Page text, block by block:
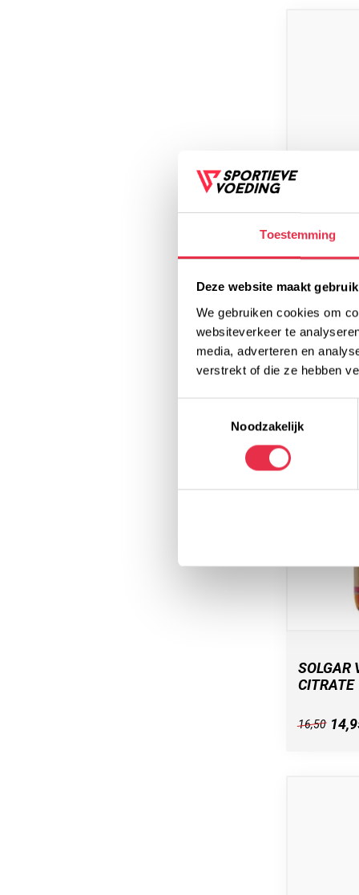
Toestemming
Deze website maakt
We gebruiken cookies om
websiteverkeer te
media, adverteren en
verstrekt of die ze hebben
Noodzakelijk
AMACX
2,50
SOLGAR
CITRATE
16,50